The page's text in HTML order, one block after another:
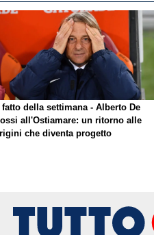
della settimana - Alberto De
all'Ostiamare: un ritorno alle
che diventa progetto